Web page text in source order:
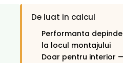
De luat in calcul
Performanta
la locul montajului
Doar pentru interior